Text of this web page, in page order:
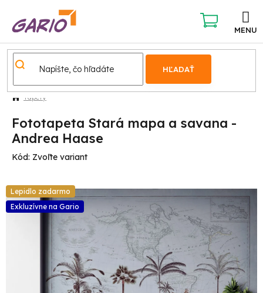
obsah
HĽADAŤ
NÁKUPNÝ
KOŠÍK
Tapety
Fototapeta Stará mapa a savana -
Andrea Haase
Kód: Zvoľte variant
Lepidlo zadarmo
Exkluzívne na Gario